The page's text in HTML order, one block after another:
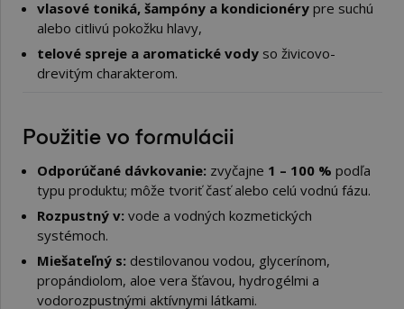
vlasové toniká, šampóny a kondicionéry pre suchú
alebo citlivú pokožku hlavy,
telové spreje a aromatické vody so živicovo-
drevitým charakterom.
Použitie vo formulácii
Odporúčané dávkovanie: zvyčajne 1 – 100 % podľa
typu produktu; môže tvoriť časť alebo celú vodnú fázu.
Rozpustný v: vode a vodných kozmetických
systémoch.
Miešateľný s: destilovanou vodou, glycerínom,
propándiolom, aloe vera šťavou, hydrogélmi a
vodorozpustnými aktívnymi látkami.